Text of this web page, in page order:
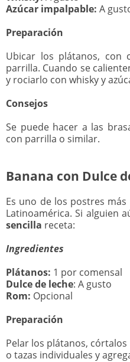
Azúcar impalpable: A
Preparación
Ubicar los plátanos, con
parrilla. Cuando se
y rociarlo con whisky y
Consejos
Se puede hacer a las
con parrilla o similar.
Banana con Dulce
Es uno de los postres
Latinoamérica. Si alguien
sencilla receta:
Ingredientes
Plátanos: 1 por comensal
Dulce de leche: A gusto
Rom: Opcional
Preparación
Pelar los plátanos,
o tazas individuales y